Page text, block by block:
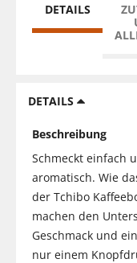
DETAILS
DETAILS
Beschreibung
Schmeckt einfach
aromatisch. Wie
der Tchibo
machen den
Geschmack und
nur einem